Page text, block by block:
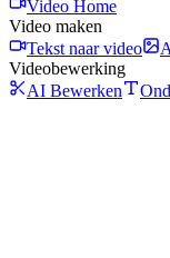
Video Home
Video maken
Tekst naar video
Videobewerking
AI Bewerken